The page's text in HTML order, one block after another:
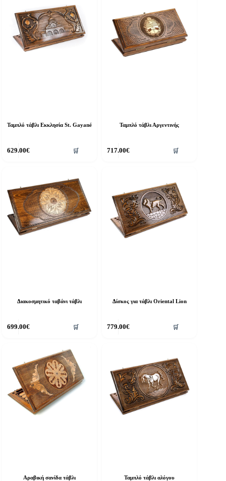
Ταμπλό τάβλι Εκκλησία St. Gayané
629.00€ 🛒
Ταμπλό τάβλι Αργεντινής
717.00€ 🛒
Διακοσμητικό ταβάνι τάβλι
699.00€ 🛒
Δίσκος για τάβλι Oriental Lion
779.00€ 🛒
Αραβική σανίδα τάβλι Ταμπλό τάβλι αλόγου